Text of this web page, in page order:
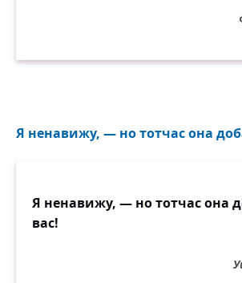
Я ненавижу, — но тотчас она
Я ненавижу, — но тотчас она
вас!